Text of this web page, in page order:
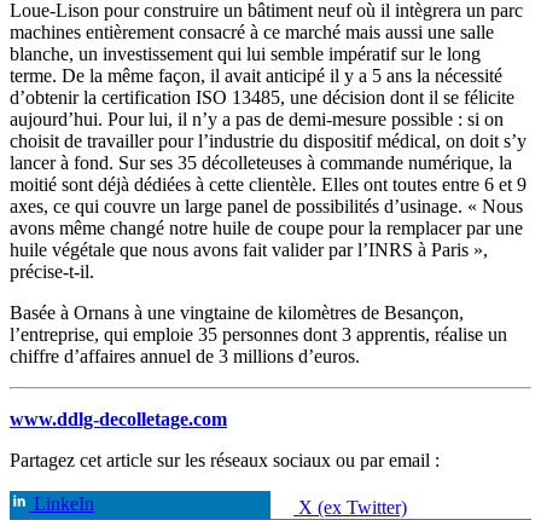
Loue-Lison pour construire un bâtiment neuf où il intègrera un parc
machines entièrement consacré à ce marché mais aussi une salle
blanche, un investissement qui lui semble impératif sur le long
terme. De la même façon, il avait anticipé il y a 5 ans la nécessité
d’obtenir la certification ISO 13485, une décision dont il se félicite
aujourd’hui. Pour lui, il n’y a pas de demi-mesure possible : si on
choisit de travailler pour l’industrie du dispositif médical, on doit s’y
lancer à fond. Sur ses 35 décolleteuses à commande numérique, la
moitié sont déjà dédiées à cette clientèle. Elles ont toutes entre 6 et 9
axes, ce qui couvre un large panel de possibilités d’usinage. « Nous
avons même changé notre huile de coupe pour la remplacer par une
huile végétale que nous avons fait valider par l’INRS à Paris »,
précise-t-il.
Basée à Ornans à une vingtaine de kilomètres de Besançon,
l’entreprise, qui emploie 35 personnes dont 3 apprentis, réalise un
chiffre d’affaires annuel de 3 millions d’euros.
www.ddlg-decolletage.com
Partagez cet article sur les réseaux sociaux ou par email :
LinkeIn
X (ex Twitter)